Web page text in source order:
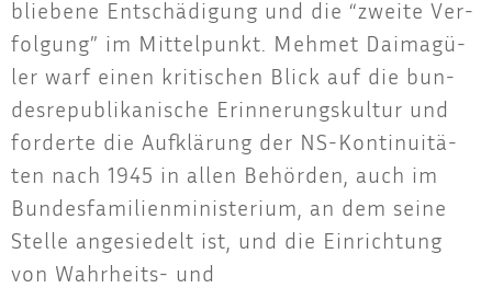
blie­be­ne Ent­schä­di­gung und die “zwei­te Ver­
fol­gung” im Mit­tel­punkt. Meh­met Dai­ma­gü­
ler warf einen kri­ti­schen Blick auf die bun­
des­re­pu­bli­ka­ni­sche Erin­ne­rungs­kul­tur und
for­der­te die Auf­klä­rung der NS-Kon­ti­nui­tä­
ten nach 1945 in allen Behör­den, auch im
Bun­des­fa­mi­li­en­mi­nis­te­ri­um, an dem sei­ne
Stel­le ange­sie­delt ist, und die Ein­rich­tung
von Wahr­heits- und